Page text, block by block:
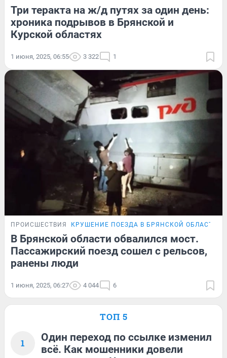
Три теракта на ж/д путях за один день:
хроника подрывов в Брянской и
Курской областях
1 июня, 2025, 06:55 3 322 1
ПРОИСШЕСТВИЯ КРУШЕНИЕ ПОЕЗДА В БРЯНСКОЙ ОБЛАСТИ
В Брянской области обвалился мост.
Пассажирский поезд сошел с рельсов,
ранены люди
1 июня, 2025, 06:27 4 044 6
ТОП 5
1
Один переход по ссылке изменил
всё. Как мошенники довели